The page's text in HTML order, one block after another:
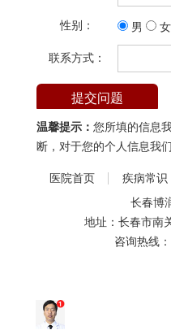
性别： 男 女
联系方式：
温馨提示： 您所填的信息
断，对于您的个人信息我
医院首页 疾病常识
长春博
地址：长春市南
咨询热线：